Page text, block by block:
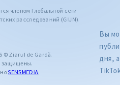
членом Глобальной сети
расследований (GIJN).
© Ziarul de Gardă.
защищены.
SENSMEDIA
Вы
дня,